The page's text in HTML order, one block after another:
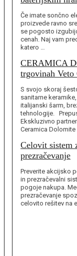
Če imate sončno
proizvede ravno
se pogosto
cenah. Naj vam
katero …
CERAMICA
trgovinah Veto
S svojo skoraj
sanitarne
italijanski šarm,
tehnologije.
Ekskluzivno
Ceramica
Celovit sistem
prezračevanje
Preverite akcijsko
in prezračevalni
pogoje nakupa.
prezračevanje
celovito rešitev na